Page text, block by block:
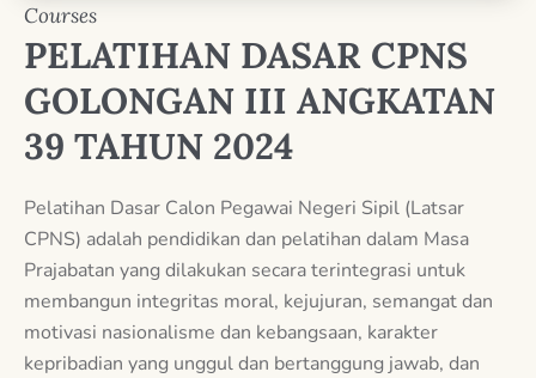
Courses
PELATIHAN DASAR CPNS
GOLONGAN III ANGKATAN
39 TAHUN 2024
Pelatihan Dasar Calon Pegawai Negeri Sipil (Latsar
CPNS) adalah pendidikan dan pelatihan dalam Masa
Prajabatan yang dilakukan secara terintegrasi untuk
membangun integritas moral, kejujuran, semangat dan
motivasi nasionalisme dan kebangsaan, karakter
kepribadian yang unggul dan bertanggung jawab, dan